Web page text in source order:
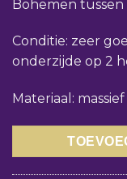
Bohemen tussen
Conditie: zeer
onderzijde op 2
Materiaal: